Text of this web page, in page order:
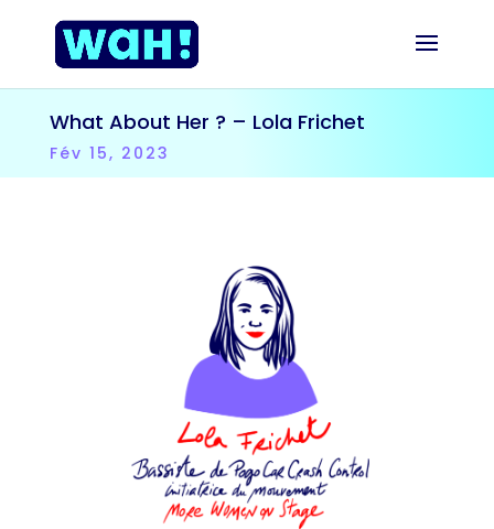
What About Her ? – Lola Frichet
Fév 15, 2023